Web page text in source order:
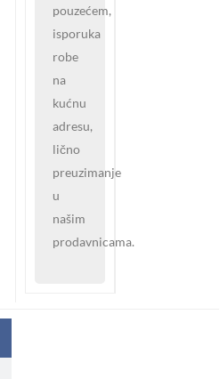
pouzećem,
isporuka
robe
na
kućnu
adresu,
lično
preuzimanje
u
našim
prodavnicama.